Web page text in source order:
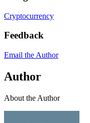
Cryptocurrency
Feedback
Email the Author
Author
About the Author